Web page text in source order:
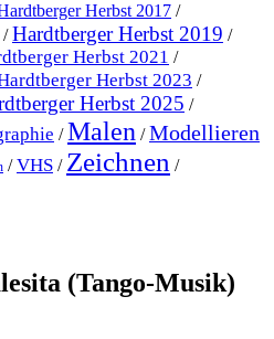
Herbst 2017 /
/Hardtberger Herbst 2019 /
Herbst 2021 /
Herbst 2023 /
Herbst 2025 /
/Malen /Modellieren
/VHS / Zeichnen /
(Tango-Musik)